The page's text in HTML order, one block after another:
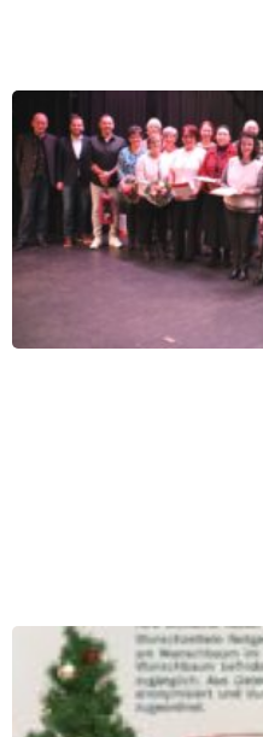
Um den Chat zu nutzen, stimme
durch
Ich
Deine Daten werden